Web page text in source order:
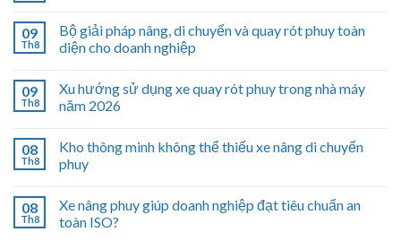
09
Th8
Bộ giải pháp nâng, di chuyển và quay rót phuy toàn
diện cho doanh nghiệp
09
Th8
Xu hướng sử dụng xe quay rót phuy trong nhà máy
năm 2026
08
Th8
Kho thông minh không thể thiếu xe nâng di chuyển
phuy
08
Th8
Xe nâng phuy giúp doanh nghiệp đạt tiêu chuẩn an
toàn ISO?